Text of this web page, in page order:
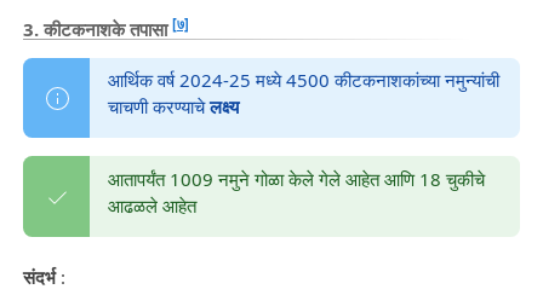
3. कीटकनाशके तपासा[७]
आर्थिक वर्ष 2024-25 मध्ये 4500 कीटकनाशकांच्या नमुन्यांची
चाचणी करण्याचेलक्ष्य
आतापर्यंत 1009 नमुने गोळा केले गेले आहेत आणि 18 चुकीचे
आढळले आहेत
संदर्भ: